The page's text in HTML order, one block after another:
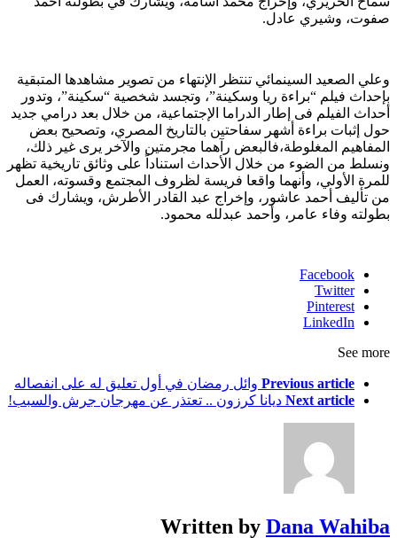
صفوت، وشيري عادل.
وعلي الصعيد السينمائي تنتظر الإنتهاء من تصوير مشاهدها المتبقية
بإحداث فيلم “براءة ريا وسكينة”، وتجسد شخصية “سكينة”، وتدور
أحداث الفيلم فى إطار الدراما الإجتماعية، من خلال بعد درامي جديد
حول إثبات براءة أشهر سفاحتين بالتاريخ المصري، وتصحيح بعض
المفاهيم المغلوطة،فالبعض رآهما مجرمتين والآخر يرى غير ذلك،
ونسلط من الضوء من خلال الأحداث استناداً على وثائق تاريخية تظهر
للمرة الأولي، وأنهما واقعا فريسة لظروف المجتمع وقسوته، العمل
من تأليف أحمد عاشور، وإخراج عبد القادر الأطرش، ويشارك فى
بطولته وفاء عامر، وأحمد عبدلله محمود.
Facebook
Twitter
Pinterest
LinkedIn
See more
Previous article وائل رمضان في أول تعليق له على انفصاله
Next article ديانا كرزون .. تعتذر عن مهرجان جرش والسبب!
Written by Dana Wahiba